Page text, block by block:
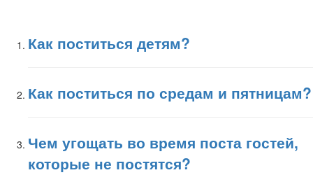
Как поститься детям?
Как поститься по средам и пятницам?
Чем угощать во время поста гостей,
которые не постятся?